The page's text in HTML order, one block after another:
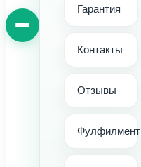
Гарантия
Контакты
Отзывы
Фулфилмент